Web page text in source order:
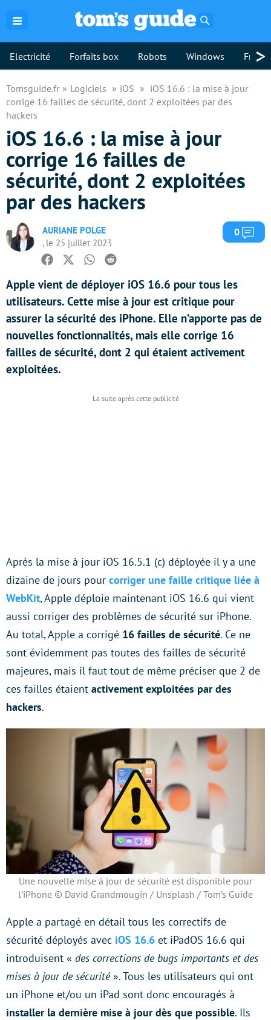
Electricité Forfaits box Robots Windows >
Tomsguide.fr Logiciels iOS
iOS 16.6 : la mise à jour
corrige 16 failles de sécurité, dont 2 exploitées par des
hackers
iOS 16.6 : la mise à jour
corrige 16 failles de
sécurité, dont 2 exploitées
par des hackers
AURIANE POLGE
, le 25 juillet 2023
0
Facebook
TwitterWhatsapp
Reddit
Apple vient de déployer iOS 16.6 pour tous les
utilisateurs. Cette mise à jour est critique pour
assurer la sécurité des iPhone. Elle n’apporte pas de
nouvelles fonctionnalités, mais elle corrige 16
failles de sécurité, dont 2 qui étaient activement
exploitées.
Après la mise à jour iOS 16.5.1 (c) déployée il y a une
dizaine de jours pour corriger une faille critique liée à
WebKit, Apple déploie maintenant iOS 16.6 qui vient
aussi corriger des problèmes de sécurité sur iPhone.
Au total, Apple a corrigé 16 failles de sécurité. Ce ne
sont évidemment pas toutes des failles de sécurité
majeures, mais il faut tout de même préciser que 2 de
ces failles étaient activement exploitées par des
hackers.
Une nouvelle mise à jour de sécurité est disponible pour
l’iPhone © David Grandmougin / Unsplash / Tom’s Guide
Apple a partagé en détail tous les correctifs de
sécurité déployés avec iOS 16.6 et iPadOS 16.6 qui
introduisent « des corrections de bugs importants et des
mises à jour de sécurité». Tous les utilisateurs qui ont
un iPhone et/ou un iPad sont donc encouragés à
installer la dernière mise à jour dès que possible. Ils